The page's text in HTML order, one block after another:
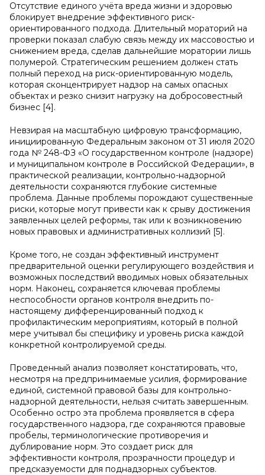
Отсутствие единого учёта вреда жизни и здоровью
блокирует внедрение эффективного риск-
ориентированного подхода. Длительный мораторий на
проверки показал слабую связь между их массовостью и
снижением вреда, сделав дальнейшие моратории лишь
полумерой. Стратегическим решением должен стать
полный переход на риск-ориентированную модель,
которая сконцентрирует надзор на самых опасных
объектах и резко снизит нагрузку на добросовестный
бизнес [4].
Невзирая на масштабную цифровую трансформацию,
инициированную Федеральным законом от 31 июля 2020
года № 248-ФЗ «О государственном контроле (надзоре)
и муниципальном контроле в Российской Федерации», в
практической реализации, контрольно-надзорной
деятельности сохраняются глубокие системные
проблема. Данные проблемы порождают существенные
риски, которые могут привести как к срыву достижения
заявленных целей реформы, так или к возникновению
новых правовых и административных коллизий [5].
Кроме того, не создан эффективный инструмент
предварительной оценки регулирующего воздействия и
возможных последствий вводимых новых обязательных
норм. Наконец, сохраняется ключевая проблемы
неспособности органов контроля внедрить по-
настоящему дифференцированный подход к
профилактическим мероприятиям, который в полной
мере учитывал бы специфику и уровень риска каждой
конкретной контролируемой среды.
Проведенный анализ позволяет констатировать, что,
несмотря на предпринимаемые усилия, формирование
единой, системной правовой базы для контрольно-
надзорной деятельности, нельзя считать завершенным.
Особенно остро эта проблема проявляется в сфера
государственного надзора, где сохраняются правовые
пробелы, терминологические противоречия и
дублирование норм. Это создает риск для
эффективности контроля, прозрачности процедур и
предсказуемости для поднадзорных субъектов.